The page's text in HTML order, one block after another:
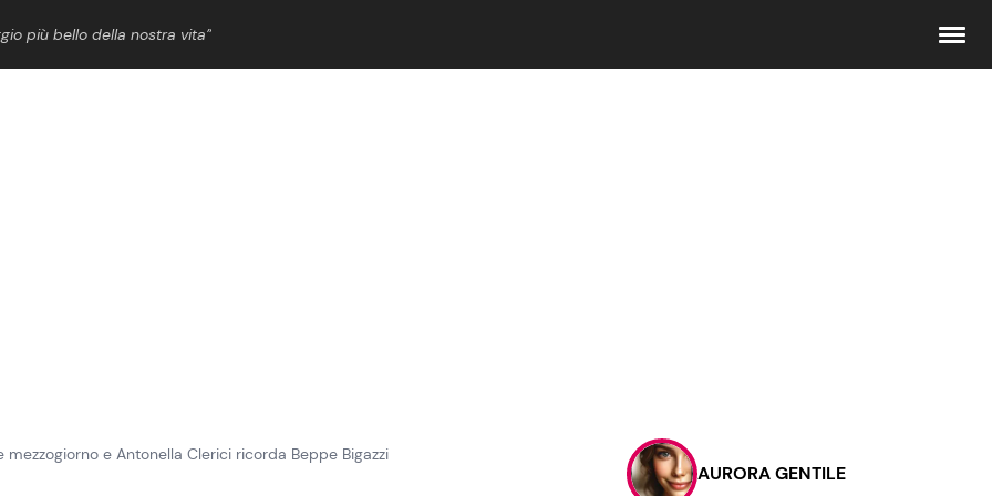
più bello della nostra vita”
Contattaci
Pubblicità
e Antonella Clerici ricorda Beppe Bigazzi
AURORA GENTILE